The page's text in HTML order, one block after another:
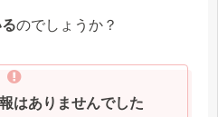
のでしょうか？
はありませんでした